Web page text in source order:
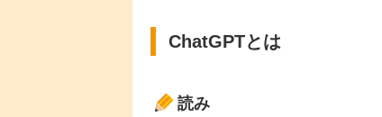
ChatGPTとは
読み